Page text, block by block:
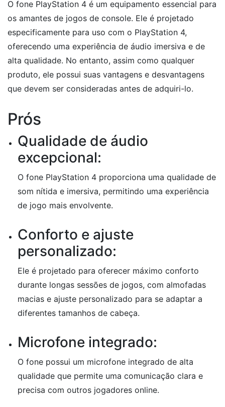
O fone PlayStation 4 é um equipamento essencial para
os amantes de jogos de console. Ele é projetado
especificamente para uso com o PlayStation 4,
oferecendo uma experiência de áudio imersiva e de
alta qualidade. No entanto, assim como qualquer
produto, ele possui suas vantagens e desvantagens
que devem ser consideradas antes de adquiri-lo.
Prós
Qualidade de áudio
excepcional:
O fone PlayStation 4 proporciona uma qualidade de
som nítida e imersiva, permitindo uma experiência
de jogo mais envolvente.
Conforto e ajuste
personalizado:
Ele é projetado para oferecer máximo conforto
durante longas sessões de jogos, com almofadas
macias e ajuste personalizado para se adaptar a
diferentes tamanhos de cabeça.
Microfone integrado:
O fone possui um microfone integrado de alta
qualidade que permite uma comunicação clara e
precisa com outros jogadores online.